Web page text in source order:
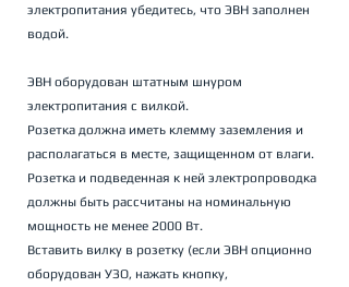
электропитания убедитесь, что ЭВН заполнен
водой.
ЭВН оборудован штатным шнуром
электропитания с вилкой.
Розетка должна иметь клемму заземления и
располагаться в месте, защищенном от влаги.
Розетка и подведенная к ней электропроводка
должны быть рассчитаны на номинальную
мощность не менее 2000 Вт.
Вставить вилку в розетку (если ЭВН опционно
оборудован УЗО, нажать кнопку,